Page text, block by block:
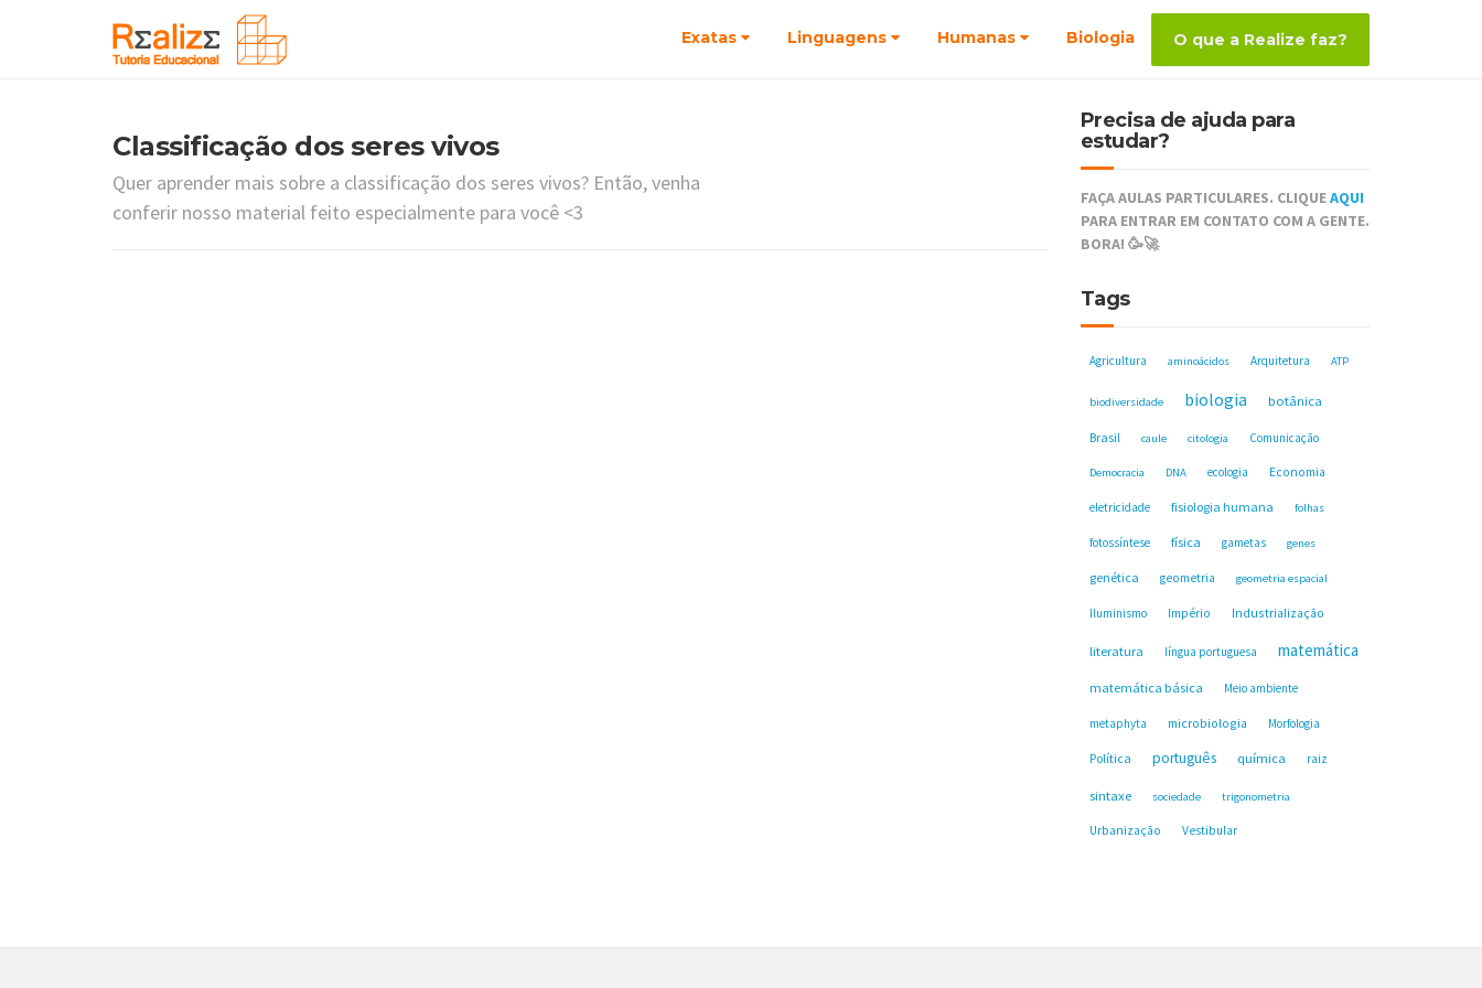
Exatas Linguagens Humanas Biologia O que a Realize faz?
Classificação dos seres vivos
Quer aprender mais sobre a classificação dos seres vivos? Então, venha
conferir nosso material feito especialmente para você <3
Precisa de ajuda para
estudar?
FAÇA AULAS PARTICULARES. CLIQUEAQUI
PARA ENTRAR EM CONTATO COM A GENTE.
BORA! 🥳🚀
Tags
Agricultura aminoácidos Arquitetura ATP
biodiversidade biologia botânica
Brasil caule citologia Comunicação
Democracia DNA ecologia Economia
eletricidade fisiologia humana folhas
fotossíntese física gametas genes
genética geometria geometria espacial
Iluminismo Império Industrialização
literatura língua portuguesa matemática
matemática básica Meio ambiente
metaphyta microbiologia Morfologia
Política português química raiz
sintaxe sociedade trigonometria
Urbanização Vestibular